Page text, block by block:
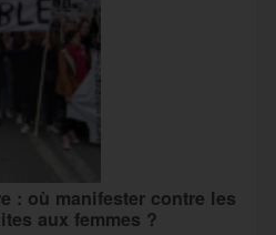
: où manifester contre les
aux femmes ?